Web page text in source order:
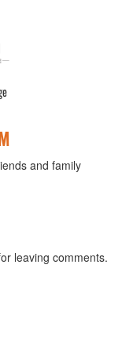
and family
leaving comments.